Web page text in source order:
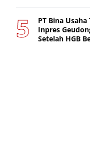
PT Bina
Inpres
Setelah HGB